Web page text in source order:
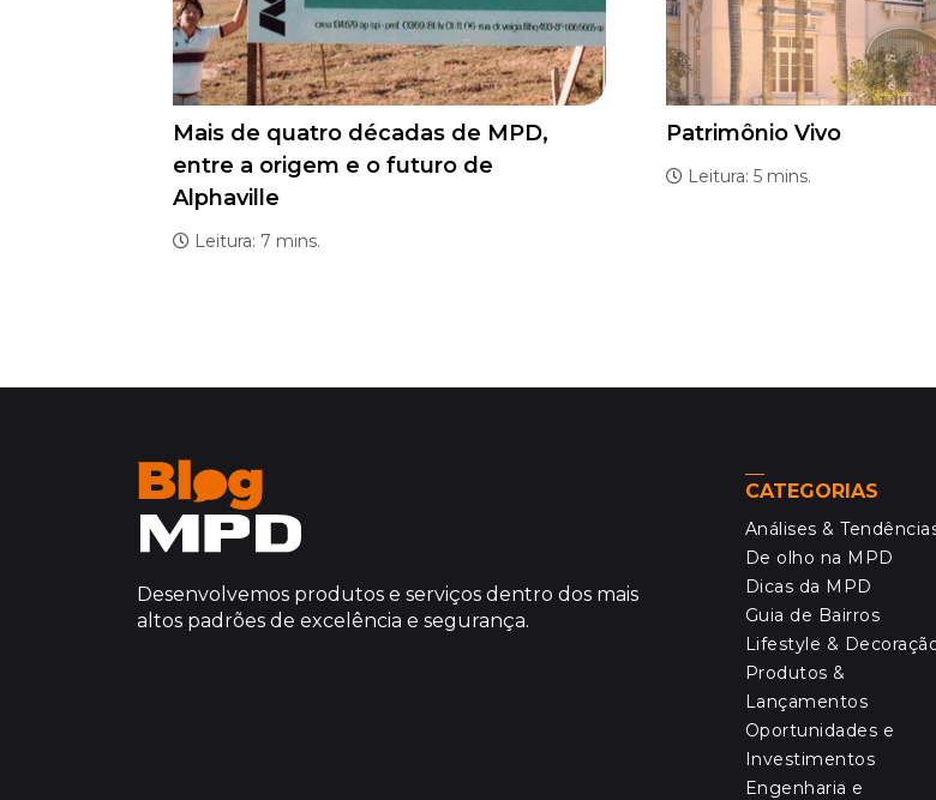
Mais de quatro décadas de MPD,
entre a origem e o futuro de
Alphaville
Leitura: 7 mins.
Patrimônio Vivo
Leitura: 5 mins.
Desenvolvemos produtos e serviços dentro dos mais
altos padrões de excelência e segurança.
CATEGORIAS
Análises &
De olho na MPD
Dicas da MPD
Guia de Bairros
Lifestyle &
Produtos &
Lançamentos
Oportunidades e
Investimentos
Engenharia e